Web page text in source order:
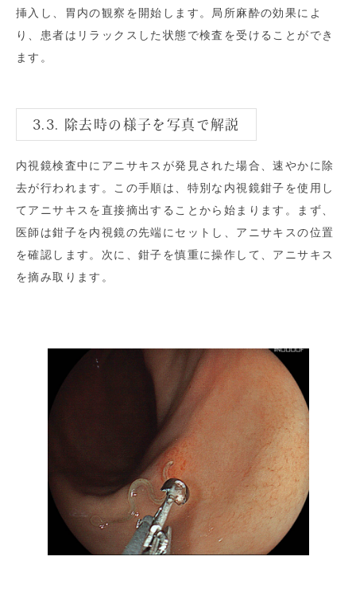
挿入し、胃内の観察を開始します。局所麻酔の効果によ
り、患者はリラックスした状態で検査を受けることができ
ます。
3.3. 除去時の様子を写真で解説
内視鏡検査中にアニサキスが発見された場合、速やかに除
去が行われます。この手順は、特別な内視鏡鉗子を使用し
てアニサキスを直接摘出することから始まります。まず、
医師は鉗子を内視鏡の先端にセットし、アニサキスの位置
を確認します。次に、鉗子を慎重に操作して、アニサキス
を摘み取ります。